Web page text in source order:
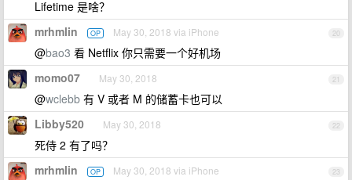
Lifetime 是啥？
20
mrhmlin OP May 30, 2018 via iPhone
@bao3 看 Netflix 你只需要一个好机场
21
momo07 May 30, 2018
@wclebb 有 V 或者 M 的储蓄卡也可以
22
Libby520 May 30, 2018
死侍 2 有了吗？
23
mrhmlin OP May 30, 2018 via iPhone